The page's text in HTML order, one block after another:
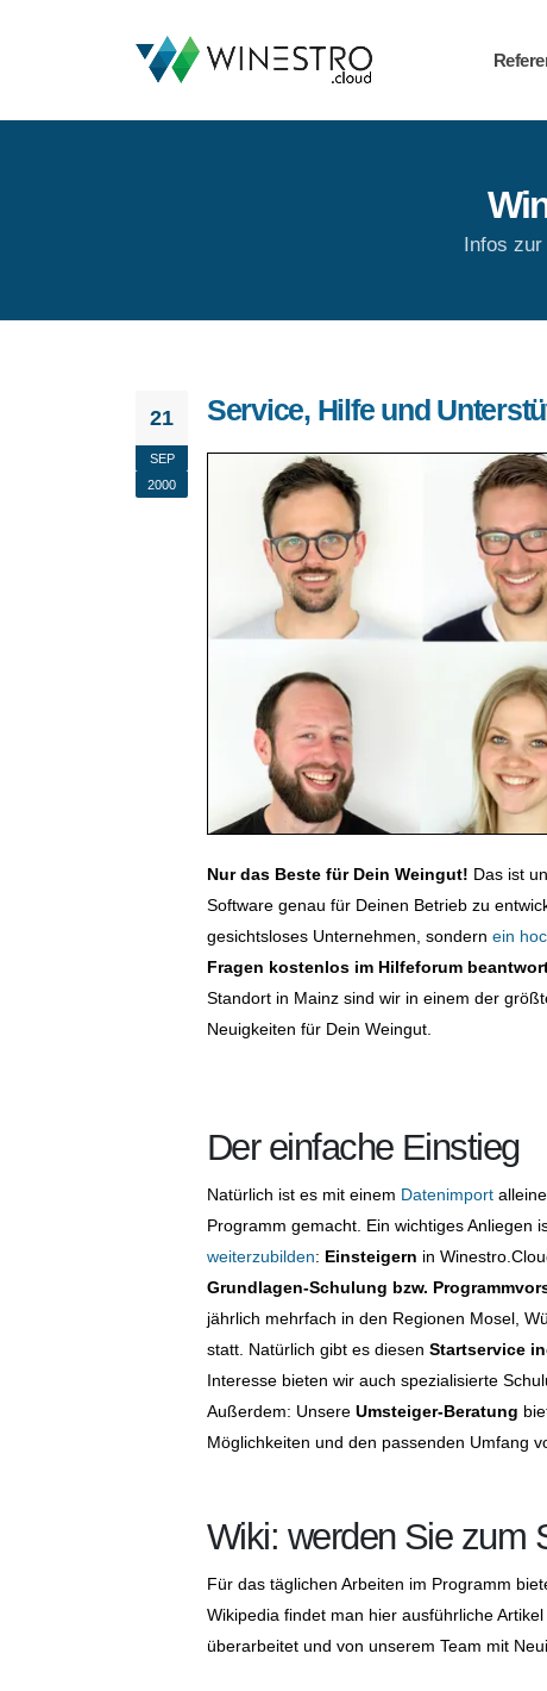
Infos zur
21
SEP
2000
Service, Hilfe und
Nur das Beste für Dein Weingut! Das ist
Software genau für Deinen Betrieb zu
gesichtsloses Unternehmen, sondern ein
Fragen kostenlos im Hilfeforum
Standort in Mainz sind wir in einem der
Neuigkeiten für Dein Weingut.
Der einfache Einstieg
Natürlich ist es mit einem Datenimport
Programm gemacht. Ein wichtiges Anliegen
weiterzubilden: Einsteigern in
Grundlagen-Schulung bzw.
jährlich mehrfach in den Regionen Mosel,
statt. Natürlich gibt es diesen Startservice
Interesse bieten wir auch spezialisierte
Außerdem: Unsere Umsteiger-Beratung
Möglichkeiten und den passenden Umfang
Wiki: werden Sie zum
Für das täglichen Arbeiten im Programm
Wikipedia findet man hier ausführliche
überarbeitet und von unserem Team mit